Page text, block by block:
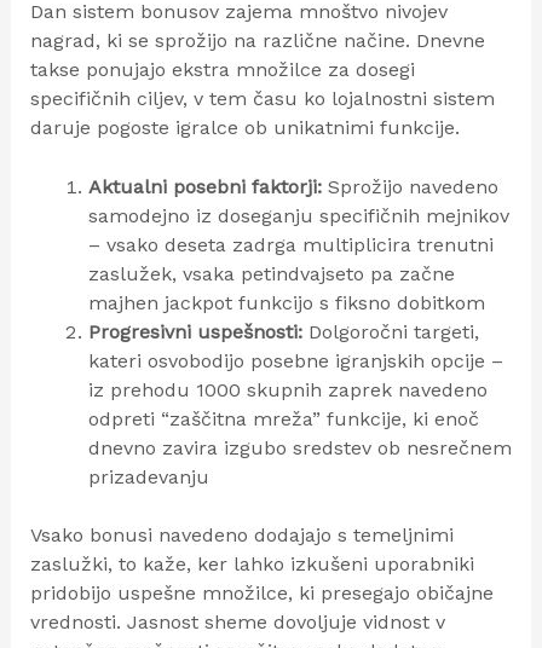
Dan sistem bonusov zajema mnoštvo nivojev
nagrad, ki se sprožijo na različne načine. Dnevne
takse ponujajo ekstra množilce za dosegi
specifičnih ciljev, v tem času ko lojalnostni sistem
daruje pogoste igralce ob unikatnimi funkcije.
Aktualni posebni faktorji:Sprožijo navedeno
samodejno iz doseganju specifičnih mejnikov
– vsako deseta zadrga multiplicira trenutni
zaslužek, vsaka petindvajseto pa začne
majhen jackpot funkcijo s fiksno dobitkom
Progresivni uspešnosti:Dolgoročni targeti,
kateri osvobodijo posebne igranjskih opcije –
iz prehodu 1000 skupnih zaprek navedeno
odpreti “zaščitna mreža” funkcije, ki enoč
dnevno zavira izgubo sredstev ob nesrečnem
prizadevanju
Vsako bonusi navedeno dodajajo s temeljnimi
zaslužki, to kaže, ker lahko izkušeni uporabniki
pridobijo uspešne množilce, ki presegajo običajne
vrednosti. Jasnost sheme dovoljuje vidnost v